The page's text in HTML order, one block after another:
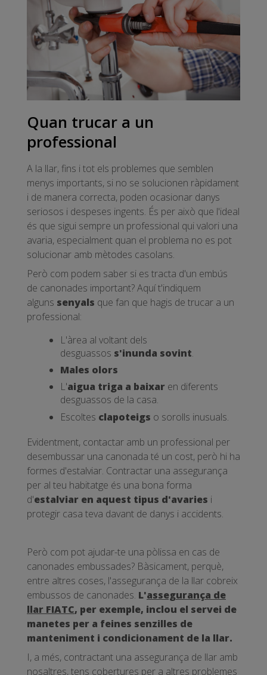
Quan trucar a un
professional
A la llar, fins i tot els problemes que semblen
menys importants, si no se solucionen ràpidament
i de manera correcta, poden ocasionar danys
seriosos i despeses ingents. És per això que l'ideal
és que sigui sempre un professional qui valori una
avaria, especialment quan el problema no es pot
solucionar amb mètodes casolans.
Però com podem saber si es tracta d'un embús
de canonades important? Aquí t'indiquem
alguns senyals que fan que hagis de trucar a un
professional:
L'àrea al voltant dels
desguassos s'inunda sovint.
Males olors
L'aigua triga a baixar en diferents
desguassos de la casa.
Escoltes clapoteigs o sorolls inusuals.
Evidentment, contactar amb un professional per
desembussar una canonada té un cost, però hi ha
formes d'estalviar. Contractar una assegurança
per al teu habitatge és una bona forma
d'estalviar en aquest tipus d'avaries i
protegir casa teva davant de danys i accidents.
Però com pot ajudar-te una pòlissa en cas de
canonades embussades? Bàsicament, perquè,
entre altres coses, l'assegurança de la llar cobreix
embussos de canonades. L'assegurança de
llar FIATC, per exemple, inclou el servei de
manetes per a feines senzilles de
manteniment i condicionament de la llar.
I, a més, contractant una assegurança de llar amb
nosaltres, tens cobertures per a altres problemes